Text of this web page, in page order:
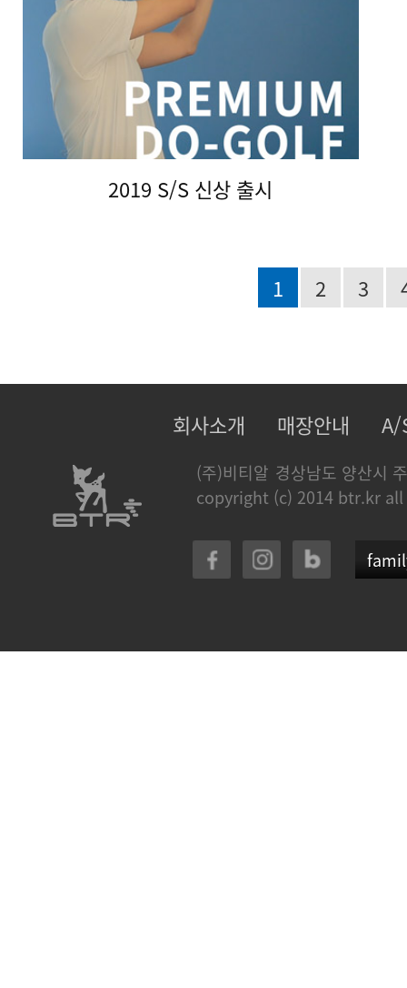
2019 S/S 신상 출시
1 2 3
회사소개 매장안내 A/
(주)비티알 경상남도 양산시
copyright (c) 2014 btr.kr